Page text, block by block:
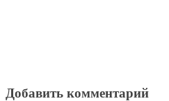
Добавить комментарий